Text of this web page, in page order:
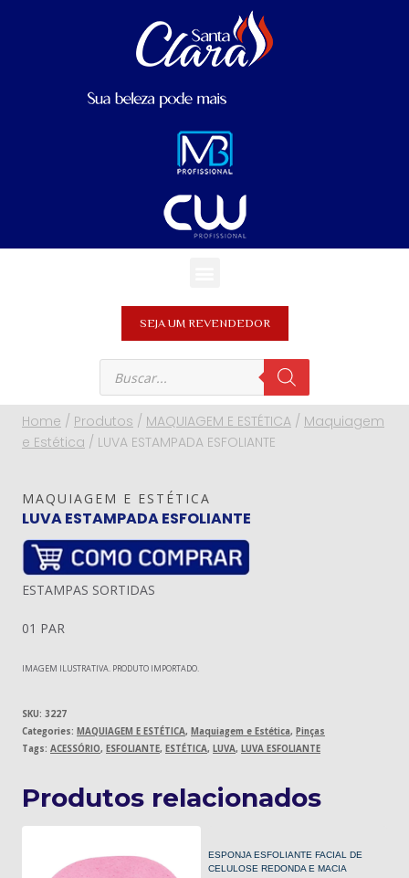
SEJA UM REVENDEDOR
Home / Produtos / MAQUIAGEM E ESTÉTICA / Maquiagem
e Estética / LUVA ESTAMPADA ESFOLIANTE
MAQUIAGEM E ESTÉTICA
LUVA ESTAMPADA ESFOLIANTE
ESTAMPAS SORTIDAS
01 PAR
IMAGEM ILUSTRATIVA. PRODUTO IMPORTADO.
SKU: 3227
Categories: MAQUIAGEM E ESTÉTICA, Maquiagem e Estética, Pinças
Tags: ACESSÓRIO, ESFOLIANTE, ESTÉTICA, LUVA, LUVA ESFOLIANTE
Produtos relacionados
ESPONJA ESFOLIANTE FACIAL DE
CELULOSE REDONDA E MACIA